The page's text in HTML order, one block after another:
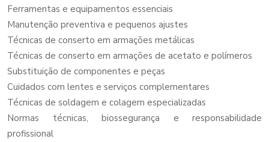
Ferramentas e equipamentos essenciais
Manutenção preventiva e pequenos ajustes
Técnicas de conserto em armações metálicas
Técnicas de conserto em armações de acetato e polímeros
Substituição de componentes e peças
Cuidados com lentes e serviços complementares
Técnicas de soldagem e colagem especializadas
Normas técnicas, biossegurança e responsabilidade
profissional